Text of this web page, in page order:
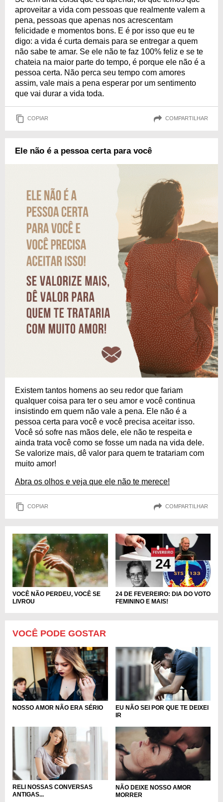
aproveitar a vida com pessoas que realmente valem a
pena, pessoas que apenas nos acrescentam
felicidade e momentos bons. E é por isso que eu te
digo: a vida é curta demais para se entregar a quem
não sabe te amar. Se ele não te faz 100% feliz e se te
chateia na maior parte do tempo, é porque ele não é a
pessoa certa. Não perca seu tempo com amores
assim, vale mais a pena esperar por um sentimento
que vai durar a vida toda.
COPIAR COMPARTILHAR
Ele não é a pessoa certa para você
Existem tantos homens ao seu redor que fariam
qualquer coisa para ter o seu amor e você continua
insistindo em quem não vale a pena. Ele não é a
pessoa certa para você e você precisa aceitar isso.
Você só sofre nas mãos dele, ele não te respeita e
ainda trata você como se fosse um nada na vida dele.
Se valorize mais, dê valor para quem te tratariam com
muito amor!
Abra os olhos e veja que ele não te merece!
COPIAR COMPARTILHAR
VOCÊ NÃO PERDEU, VOCÊ SE
LIVROU
24 DE FEVEREIRO: DIA DO VOTO
FEMININO E MAIS!
VOCÊ PODE GOSTAR
NOSSO AMOR NÃO ERA SÉRIO
EU NÃO SEI POR QUE TE DEIXEI
IR
RELI NOSSAS CONVERSAS
ANTIGAS...
NÃO DEIXE NOSSO AMOR
MORRER